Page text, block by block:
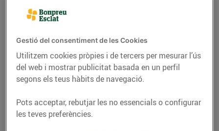
Gestió del consentiment de les Cookies
Utilitzem cookies pròpies i de tercers per mesurar l’ús
del web i mostrar publicitat basada en un perfil
segons els teus hàbits de navegació.
Pots acceptar, rebutjar les no essencials o configurar
les teves preferències.